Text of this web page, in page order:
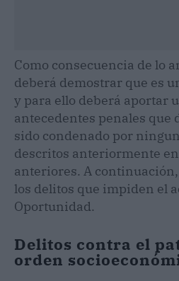
Como consecuencia de lo
deberá demostrar que es
y para ello deberá aportar
antecedentes penales que
sido condenado por
descritos anteriormente
anteriores. A
los delitos que impiden el
Oportunidad.
Delitos contra el
orden